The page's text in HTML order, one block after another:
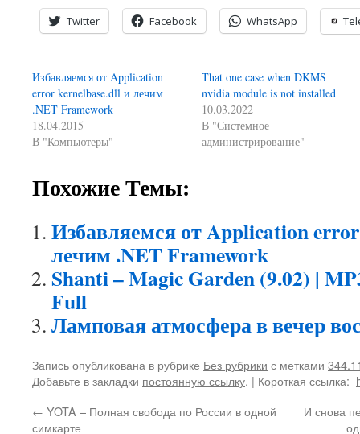
Twitter Facebook WhatsApp
Избавляемся от Application
error kernelbase.dll и лечим
.NET Framework
18.04.2015
В "Компьютеры"
That one case when DKMS
nvidia module is not installed
10.03.2022
В "Системное
администрирование"
Похожие Темы:
Избавляемся от Application
лечим .NET Framework
Shanti – Magic Garden (9.02) |
Full
Ламповая атмосфера в вечер
Запись опубликована в рубрике Без рубрики с метками
Добавьте в закладки постоянную ссылку. | Короткая ссылка:
← YOTA – Полная свобода по России в одной
симкарте
И снова